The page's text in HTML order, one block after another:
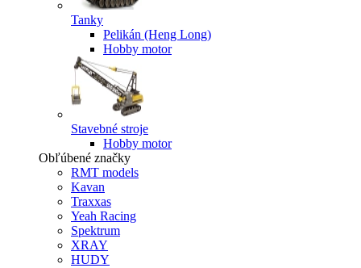
Tanky
Pelikán (Heng Long)
Hobby motor
Stavebné stroje
Hobby motor
Obľúbené značky
RMT models
Kavan
Traxxas
Yeah Racing
Spektrum
XRAY
HUDY